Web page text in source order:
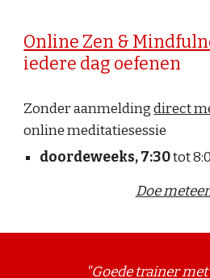
Online Zen &
iedere dag oefenen
Zonder aanmeldingdirect
online meditatiesessie
doordeweeks, 7:30tot
Doe
"Goede trainer